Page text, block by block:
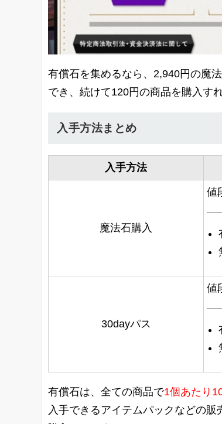
有償石を集めるなら、2,940円の魔
でき、続けて120円の商品を購入す
入手方法まとめ
入手方法
魔法石購入
値
30dayパス
値
有償石は、全ての商品で1個あたり
入手できるアイテムパックなどの